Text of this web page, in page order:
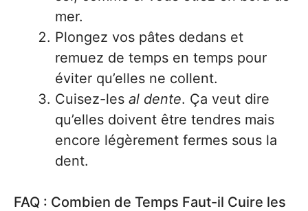
mer.
Plongez vos pâtes dedans et
remuez de temps en temps pour
éviter qu’elles ne collent.
Cuisez-les al dente. Ça veut dire
qu’elles doivent être tendres mais
encore légèrement fermes sous la
dent.
FAQ : Combien de Temps Faut-il Cuire les